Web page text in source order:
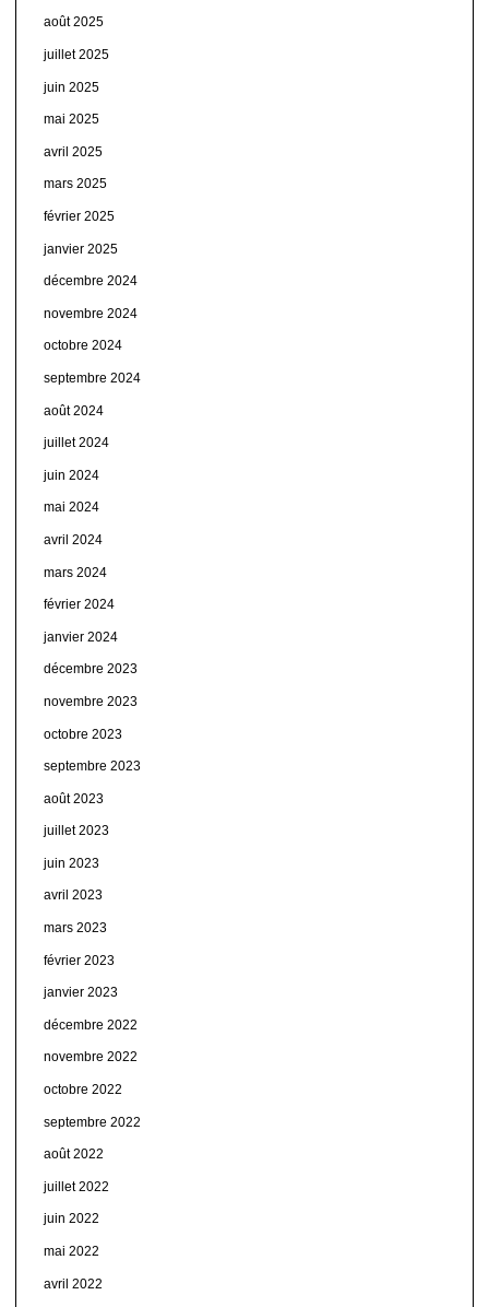
août 2025
juillet 2025
juin 2025
mai 2025
avril 2025
mars 2025
février 2025
janvier 2025
décembre 2024
novembre 2024
octobre 2024
septembre 2024
août 2024
juillet 2024
juin 2024
mai 2024
avril 2024
mars 2024
février 2024
janvier 2024
décembre 2023
novembre 2023
octobre 2023
septembre 2023
août 2023
juillet 2023
juin 2023
avril 2023
mars 2023
février 2023
janvier 2023
décembre 2022
novembre 2022
octobre 2022
septembre 2022
août 2022
juillet 2022
juin 2022
mai 2022
avril 2022